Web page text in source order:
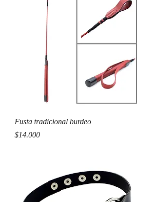
Fusta tradicional burdeo
Precio
$14.000